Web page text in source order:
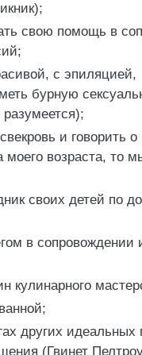
свою помощь в
с эпиляцией,
бурную
и говорить
возраста, то
своих детей по
в сопровождении
кулинарного
других
(Гвинет